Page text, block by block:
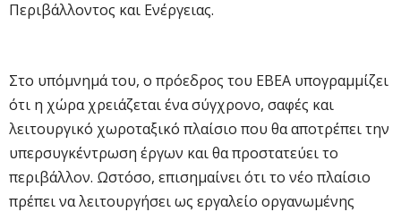
Περιβάλλοντος και Ενέργειας.
Στο υπόμνημά του, ο πρόεδρος του ΕΒΕΑ υπογραμμίζει
ότι η χώρα χρειάζεται ένα σύγχρονο, σαφές και
λειτουργικό χωροταξικό πλαίσιο που θα αποτρέπει την
υπερσυγκέντρωση έργων και θα προστατεύει το
περιβάλλον. Ωστόσο, επισημαίνει ότι το νέο πλαίσιο
πρέπει να λειτουργήσει ως εργαλείο οργανωμένης